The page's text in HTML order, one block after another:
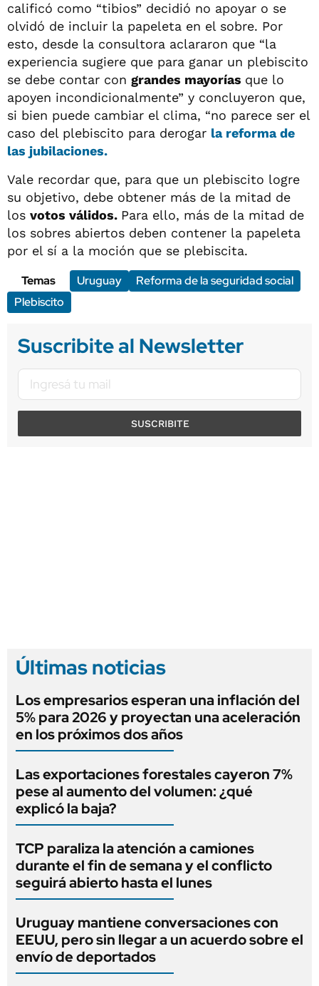
calificó como “tibios” decidió no apoyar o se
olvidó de incluir la papeleta en el sobre. Por
esto, desde la consultora aclararon que “la
experiencia sugiere que para ganar un plebiscito
se debe contar con grandes mayorías que lo
apoyen incondicionalmente” y concluyeron que,
si bien puede cambiar el clima, “no parece ser el
caso del plebiscito para derogar la reforma de
las jubilaciones.
Vale recordar que, para que un plebiscito logre
su objetivo, debe obtener más de la mitad de
los votos válidos. Para ello, más de la mitad de
los sobres abiertos deben contener la papeleta
por el sí a la moción que se plebiscita.
Temas
Uruguay
Reforma de la seguridad social
Plebiscito
Suscribite al Newsletter
SUSCRIBITE
Últimas noticias
Los empresarios esperan una inflación del
5% para 2026 y proyectan una aceleración
en los próximos dos años
Las exportaciones forestales cayeron 7%
pese al aumento del volumen: ¿qué
explicó la baja?
TCP paraliza la atención a camiones
durante el fin de semana y el conflicto
seguirá abierto hasta el lunes
Uruguay mantiene conversaciones con
EEUU, pero sin llegar a un acuerdo sobre el
envío de deportados